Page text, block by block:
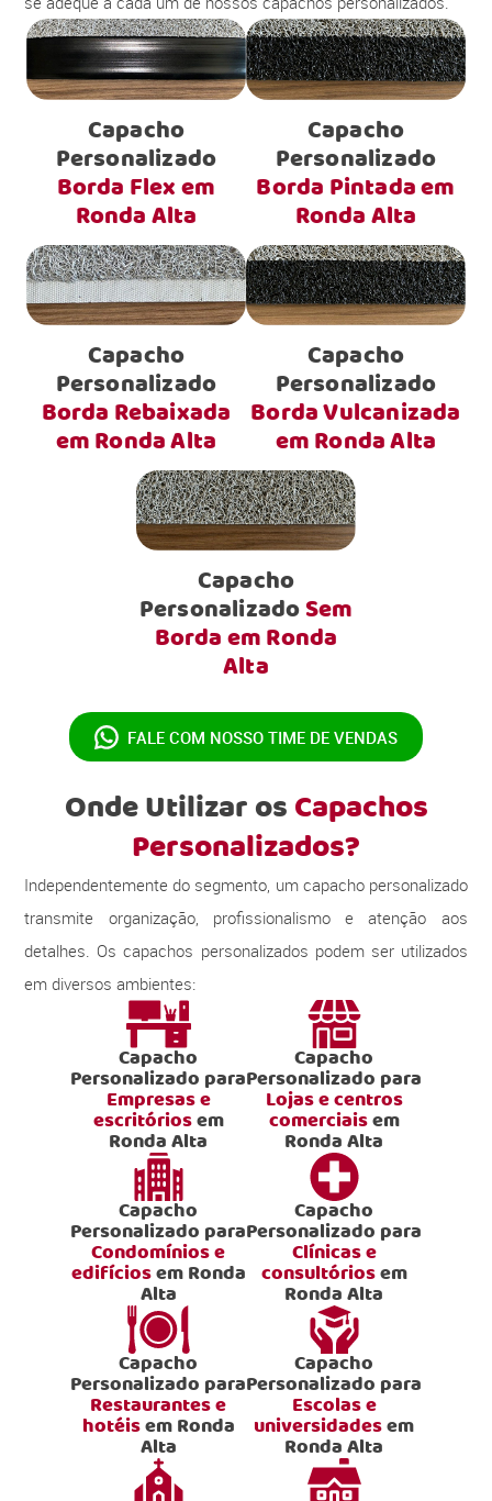
Capacho
Personalizado
Borda Flex em
Ronda Alta
Capacho
Personalizado
Borda Pintada em
Ronda Alta
Capacho
Personalizado
Borda Rebaixada
em Ronda Alta
Capacho
Personalizado
Borda Vulcanizada
em Ronda Alta
Capacho
PersonalizadoSem
Borda em Ronda
Alta
FALE COM NOSSO TIME DE VENDAS
Onde Utilizar osCapachos
Personalizados?
Independentemente do segmento, um capacho personalizado
transmite organização, profissionalismo e atenção aos
detalhes. Os capachos personalizados podem ser utilizados
em diversos ambientes:
Capacho
Personalizado para
Empresas e
escritóriosem
Ronda Alta
Capacho
Personalizado para
Lojas e centros
comerciaisem
Ronda Alta
Capacho
Personalizado para
Condomínios e
edifíciosem Ronda
Alta
Capacho
Personalizado para
Clínicas e
consultóriosem
Ronda Alta
Capacho
Personalizado para
Restaurantes e
hotéisem Ronda
Alta
Capacho
Personalizado para
Escolas e
universidadesem
Ronda Alta